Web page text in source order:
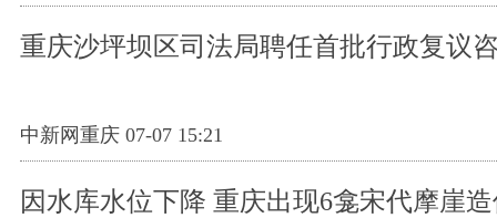
重庆沙坪坝区司法局聘任首批行政复议
中新网重庆 07-07 15:21
因水库水位下降 重庆出现6龛宋代摩崖